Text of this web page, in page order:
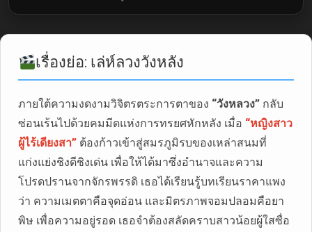
เรื่องย่อ: เล่ห์ลวงวังหลัง
ภายใต้ความงดงามวิจิตรตระการตาของ “วังหลวง” กลับ
ซ่อนเร้นไปด้วยคมมีดแห่งการทรยศหักหลัง เมื่อ “หญิงสาว
ผู้ไร้เดียงสา” ต้องก้าวเข้าสู่สมรภูมิรบของเหล่าสนมที่
แก่งแย่งชิงดีชิงเด่น เพื่อให้ได้มาซึ่งอำนาจและความ
โปรดปรานจากจักรพรรดิ เธอได้เรียนรู้บทเรียนราคาแพง
ว่า ความเมตตาคือจุดอ่อน และมิตรภาพจอมปลอมคือยา
พิษ เพื่อความอยู่รอด เธอจำต้องสลัดคราบสาวน้อยผู้ใสซื่อ